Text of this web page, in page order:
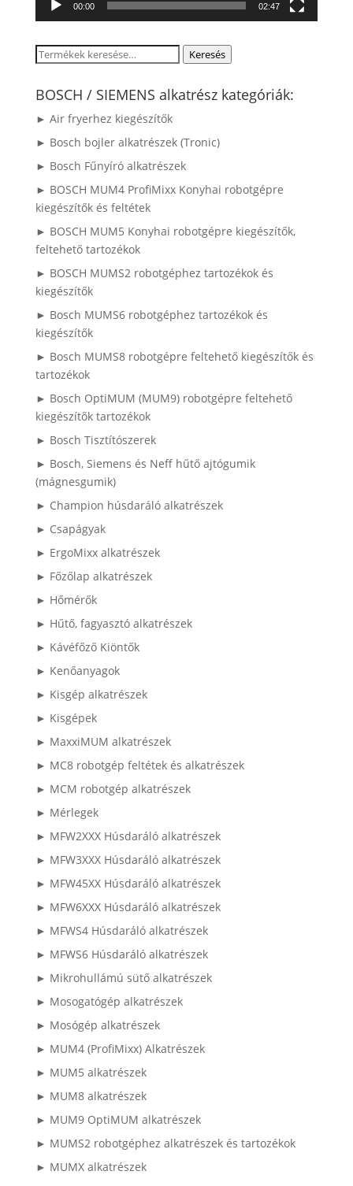
00:00 02:47
Keresés
következőre:
Keresés
BOSCH / SIEMENS alkatrész kategóriák:
► Air fryerhez kiegészítők
► Bosch bojler alkatrészek (Tronic)
► Bosch Fűnyíró alkatrészek
► BOSCH MUM4 ProfiMixx Konyhai robotgépre
kiegészítők és feltétek
► BOSCH MUM5 Konyhai robotgépre kiegészítők,
feltehető tartozékok
► BOSCH MUMS2 robotgéphez tartozékok és
kiegészítők
► Bosch MUMS6 robotgéphez tartozékok és
kiegészítők
► Bosch MUMS8 robotgépre feltehető kiegészítők és
tartozékok
► Bosch OptiMUM (MUM9) robotgépre feltehető
kiegészítők tartozékok
► Bosch Tisztítószerek
► Bosch, Siemens és Neff hűtő ajtógumik
(mágnesgumik)
► Champion húsdaráló alkatrészek
► Csapágyak
► ErgoMixx alkatrészek
► Főzőlap alkatrészek
► Hőmérők
► Hűtő, fagyasztó alkatrészek
► Kávéfőző Kiöntők
► Kenőanyagok
► Kisgép alkatrészek
► Kisgépek
► MaxxiMUM alkatrészek
► MC8 robotgép feltétek és alkatrészek
► MCM robotgép alkatrészek
► Mérlegek
► MFW2XXX Húsdaráló alkatrészek
► MFW3XXX Húsdaráló alkatrészek
► MFW45XX Húsdaráló alkatrészek
► MFW6XXX Húsdaráló alkatrészek
► MFWS4 Húsdaráló alkatrészek
► MFWS6 Húsdaráló alkatrészek
► Mikrohullámú sütő alkatrészek
► Mosogatógép alkatrészek
► Mosógép alkatrészek
► MUM4 (ProfiMixx) Alkatrészek
► MUM5 alkatrészek
► MUM8 alkatrészek
► MUM9 OptiMUM alkatrészek
► MUMS2 robotgéphez alkatrészek és tartozékok
► MUMX alkatrészek